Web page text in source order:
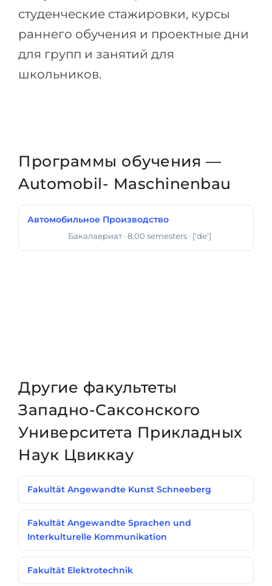
студенческие стажировки, курсы
раннего обучения и проектные дни
для групп и занятий для
школьников.
Программы обучения —
Automobil- Maschinenbau
Автомобильное Производство
Бакалавриат · 8,00 semesters · ['de']
Другие факультеты
Западно-Саксонского
Университета Прикладных
Наук Цвиккау
Fakultät Angewandte Kunst Schneeberg
Fakultät Angewandte Sprachen und
Interkulturelle Kommunikation
Fakultät Elektrotechnik